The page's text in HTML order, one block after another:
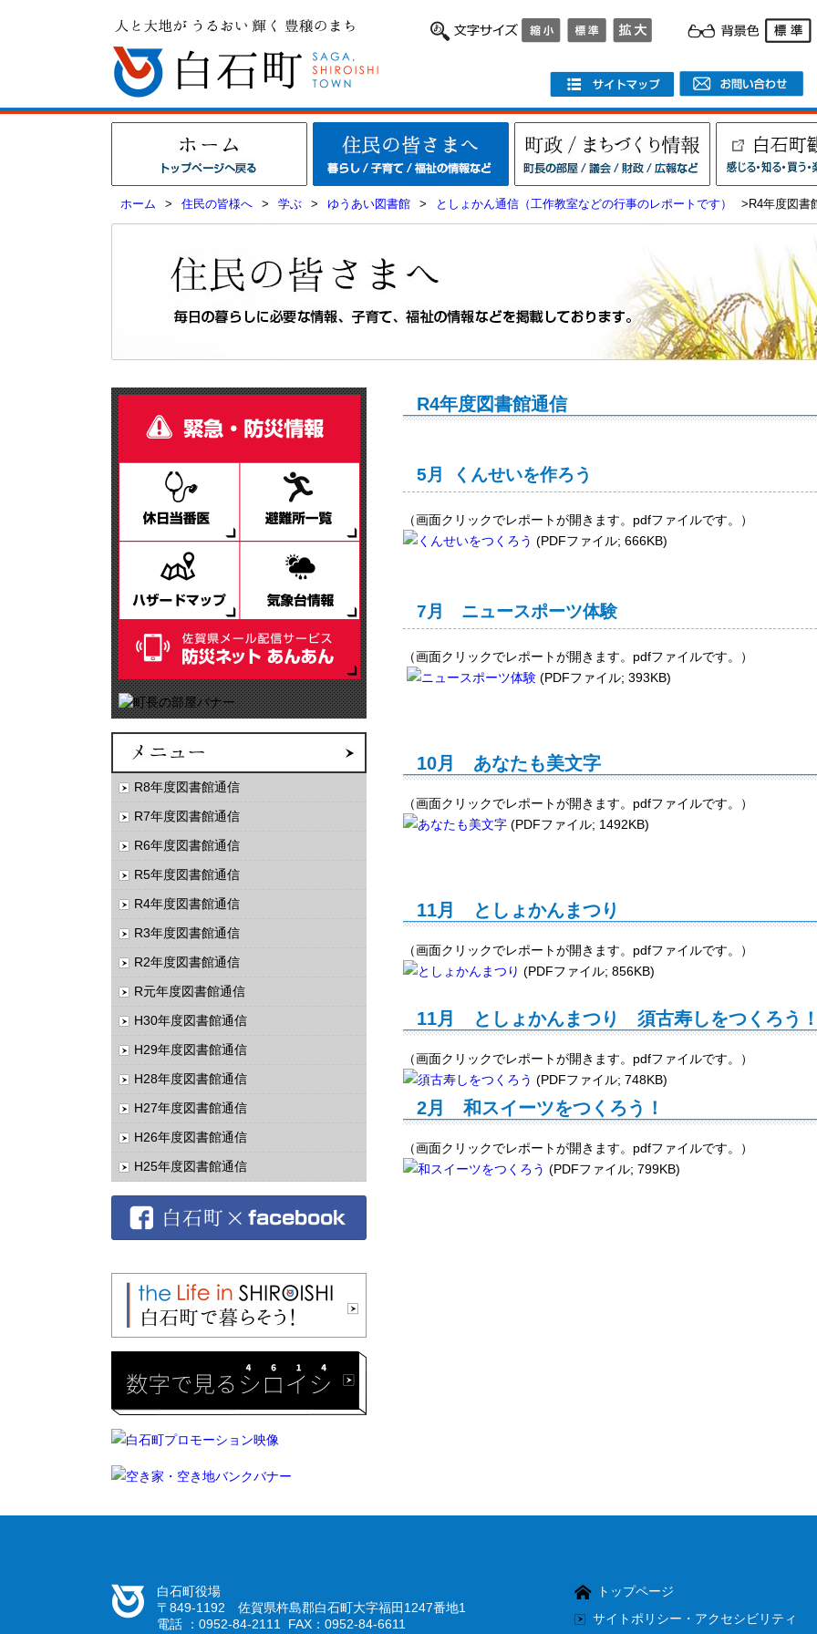
ホーム > 住民の皆様へ > 学ぶ > ゆうあい図書館 > としょかん通信（工作教室などの行事のレポートです） >R4年度図書
R8年度図書館通信
R7年度図書館通信
R6年度図書館通信
R5年度図書館通信
R4年度図書館通信
R3年度図書館通信
R2年度図書館通信
R元年度図書館通信
H30年度図書館通信
H29年度図書館通信
H28年度図書館通信
H27年度図書館通信
H26年度図書館通信
H25年度図書館通信
R4年度図書館通信
5月 くんせいを作ろう
（画面クリックでレポートが開きます。pdfファイルです。）
(PDFファイル; 666KB)
7月 ニュースポーツ体験
（画面クリックでレポートが開きます。pdfファイルです。）
(PDFファイル; 393KB)
10月 あなたも美文字
（画面クリックでレポートが開きます。pdfファイルです。）
(PDFファイル; 1492KB)
11月 としょかんまつり
（画面クリックでレポートが開きます。pdfファイルです。）
(PDFファイル; 856KB)
11月 としょかんまつり 須古寿しをつくろう
（画面クリックでレポートが開きます。pdfファイルです。）
(PDFファイル; 748KB)
2月 和スイーツをつくろう！
（画面クリックでレポートが開きます。pdfファイルです。）
(PDFファイル; 799KB)
白石町役場
〒849-1192 佐賀県杵島郡白石町大字福田1247番地1
電話 ：0952-84-2111 FAX：0952-84-6611
トップページ
サイトポリシー・アクセシビリティ